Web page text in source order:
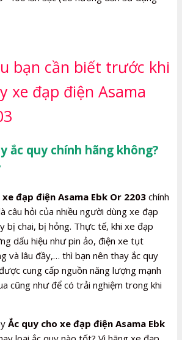
bạn cần biết trước khi
xe đạp điện Asama
ắc quy chính hãng không?
đạp điện Asama Ebk Or 2203 chính
câu hỏi của nhiều người dùng xe đạp
bị chai, bị hỏng. Thực tế, khi xe đạp
dấu hiệu như pin ảo, điện xe tụt
và lâu đầy,… thì bạn nên thay ắc quy
cung cấp nguồn năng lượng mạnh
cũng như để có trải nghiệm trong khi
Ắc quy cho xe đạp điện Asama Ebk